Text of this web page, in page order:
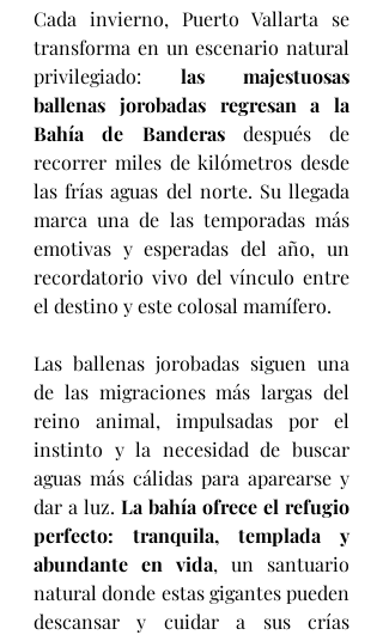
Cada invierno, Puerto Vallarta se
transforma en un escenario natural
privilegiado: las majestuosas
ballenas jorobadas regresan a la
Bahía de Banderas después de
recorrer miles de kilómetros desde
las frías aguas del norte. Su llegada
marca una de las temporadas más
emotivas y esperadas del año, un
recordatorio vivo del vínculo entre
el destino y este colosal mamífero.
Las ballenas jorobadas siguen una
de las migraciones más largas del
reino animal, impulsadas por el
instinto y la necesidad de buscar
aguas más cálidas para aparearse y
dar a luz. La bahía ofrece el refugio
perfecto: tranquila, templada y
abundante en vida, un santuario
natural donde estas gigantes pueden
descansar y cuidar a sus crías